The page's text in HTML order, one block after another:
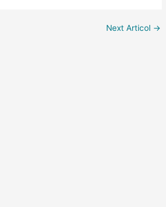
Next Articol →